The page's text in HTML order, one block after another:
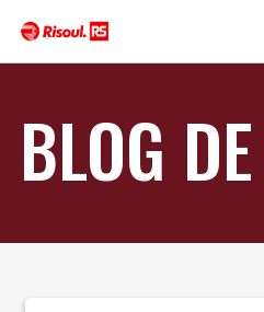
BLOG